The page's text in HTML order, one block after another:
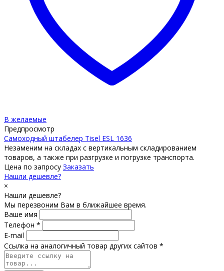
В желаемые
Предпросмотр
Самоходный штабелер Tisel ESL 1636
Незаменим на складах с вертикальным складированием
товаров, а также при разгрузке и погрузке транспорта.
Цена по запросу Заказать
Нашли дешевле?
×
Нашли дешевле?
Мы перезвоним Вам в ближайшее время.
Ваше имя
Телефон *
E-mail
Ссылка на аналогичный товар других сайтов *